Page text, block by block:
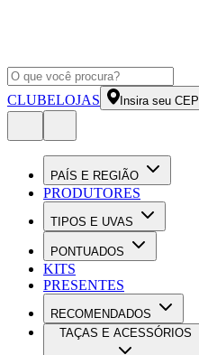
CLUBELOJAS Insira seu CEP
PAÍS E REGIÃO
PRODUTORES
TIPOS E UVAS
PONTUADOS
KITS
PRESENTES
RECOMENDADOS
TAÇAS E ACESSÓRIOS